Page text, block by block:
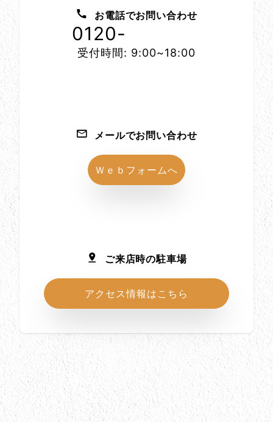
お電話でお問い合わせ
0120-
受付時間: 9:00~18:00
メールでお問い合わせ
Ｗｅｂフォームへ
ご来店時の駐車場
アクセス情報はこちら
所在地